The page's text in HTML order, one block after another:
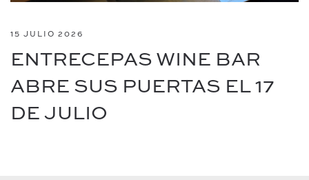
15 JULIO 2026
ENTRECEPAS WINE BAR
ABRE SUS PUERTAS EL 17
DE JULIO